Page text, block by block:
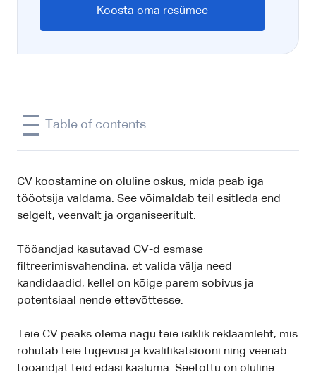
Koosta oma resümee
Table of contents
CV koostamine on oluline oskus, mida peab iga
tööotsija valdama. See võimaldab teil esitleda end
selgelt, veenvalt ja organiseeritult.
Tööandjad kasutavad CV-d esmase
filtreerimisvahendina, et valida välja need
kandidaadid, kellel on kõige parem sobivus ja
potentsiaal nende ettevõttesse.
Teie CV peaks olema nagu teie isiklik reklaamleht, mis
rõhutab teie tugevusi ja kvalifikatsiooni ning veenab
tööandjat teid edasi kaaluma. Seetõttu on oluline